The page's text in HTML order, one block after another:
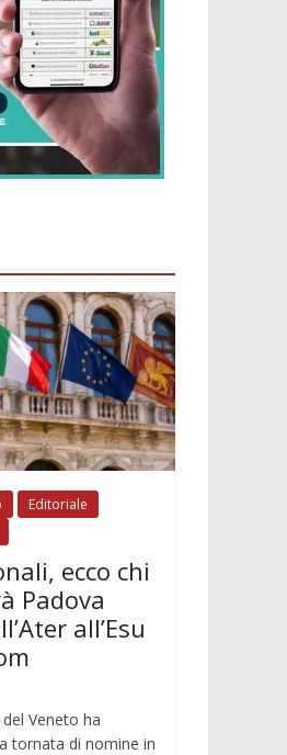
Editoriale
ecco chi
Padova
all’Esu
Veneto ha
tornata di nomine in